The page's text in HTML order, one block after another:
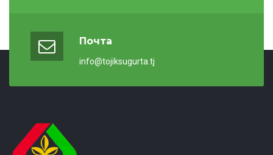
Почта
info@tojiksugurta.tj